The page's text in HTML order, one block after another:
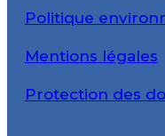
Politique
Mentions légales
Protection des